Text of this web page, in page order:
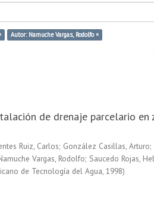
Autor: Namuche Vargas, Rodolfo ×
de drenaje parcelario en
Ruiz, Carlos; González Casillas, Arturo;
Vargas, Rodolfo; Saucedo Rojas,
de Tecnología del Agua, 1998)